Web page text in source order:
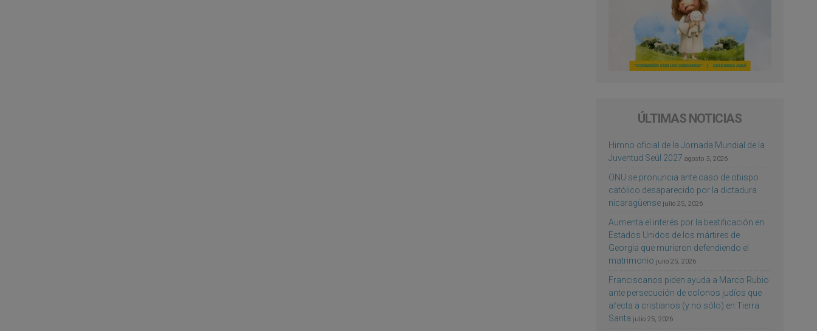
ÚLTIMAS NOTICIAS
Himno oficial de la Jornada Mundial de la
Juventud Seúl 2027 agosto 3, 2026
ONU se pronuncia ante caso de obispo
católico desaparecido por la dictadura
nicaragüense julio 25, 2026
Aumenta el interés por la beatificación en
Estados Unidos de los mártires de
Georgia que murieron defendiendo el
matrimonio julio 25, 2026
Franciscanos piden ayuda a Marco Rubio
ante persecución de colonos judíos que
afecta a cristianos (y no sólo) en Tierra
Santa julio 25, 2026